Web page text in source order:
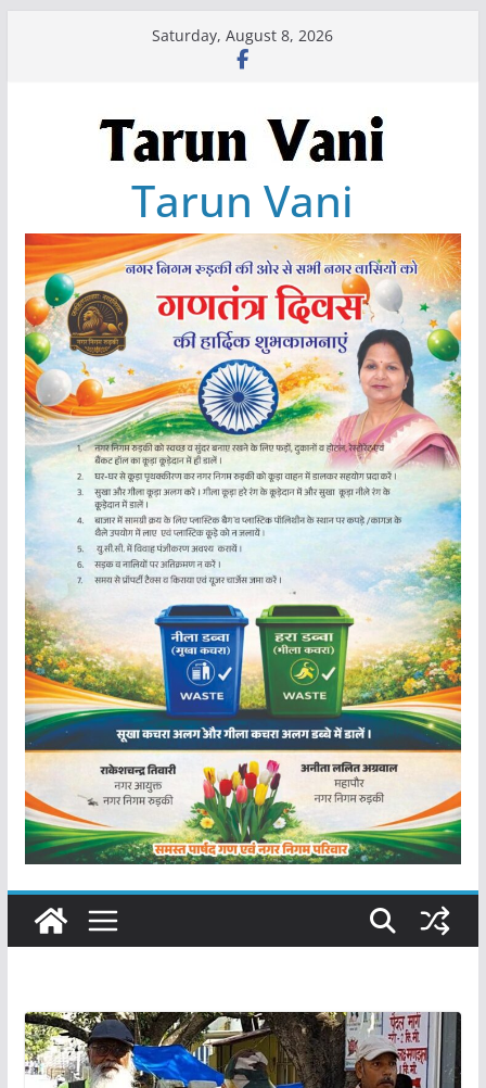
Saturday, August 8, 2026
Tarun Vani